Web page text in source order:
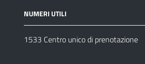
NUMERI UTILI
1533 Centro unico di prenotazione